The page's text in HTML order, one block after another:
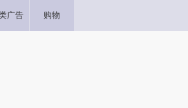
广告 购物